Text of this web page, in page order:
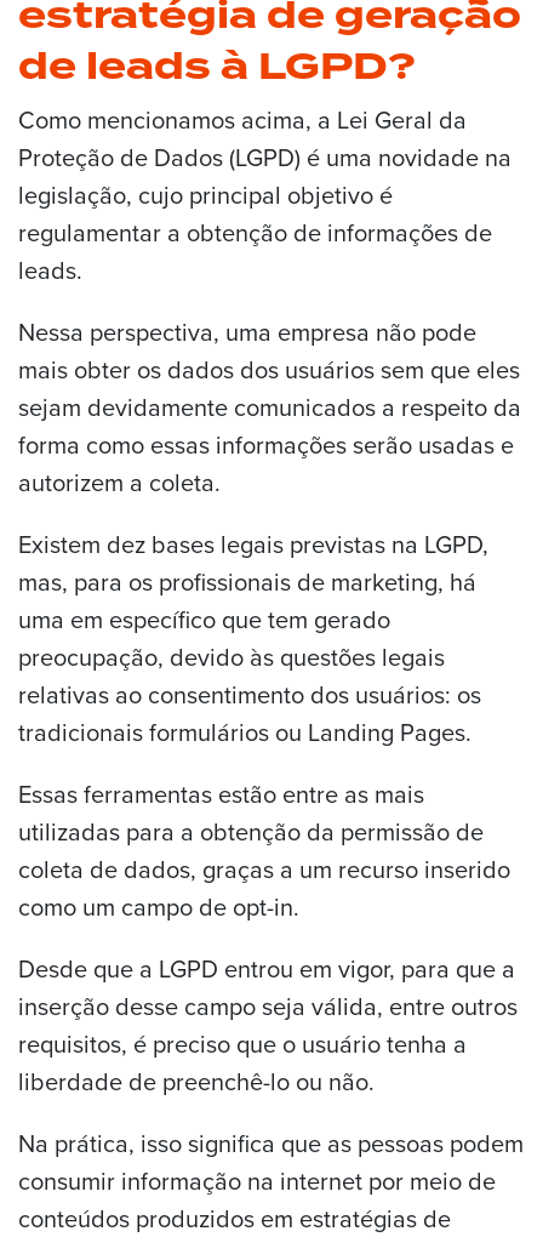
estratégia de geração
de leads à LGPD?
Como mencionamos acima, a Lei Geral da
Proteção de Dados (LGPD) é uma novidade na
legislação, cujo principal objetivo é
regulamentar a obtenção de informações de
leads.
Nessa perspectiva, uma empresa não pode
mais obter os dados dos usuários sem que eles
sejam devidamente comunicados a respeito da
forma como essas informações serão usadas e
autorizem a coleta.
Existem dez bases legais previstas na LGPD,
mas, para os profissionais de marketing, há
uma em específico que tem gerado
preocupação, devido às questões legais
relativas ao consentimento dos usuários: os
tradicionais formulários ou Landing Pages.
Essas ferramentas estão entre as mais
utilizadas para a obtenção da permissão de
coleta de dados, graças a um recurso inserido
como um campo de opt-in.
Desde que a LGPD entrou em vigor, para que a
inserção desse campo seja válida, entre outros
requisitos, é preciso que o usuário tenha a
liberdade de preenchê-lo ou não.
Na prática, isso significa que as pessoas podem
consumir informação na internet por meio de
conteúdos produzidos em estratégias de